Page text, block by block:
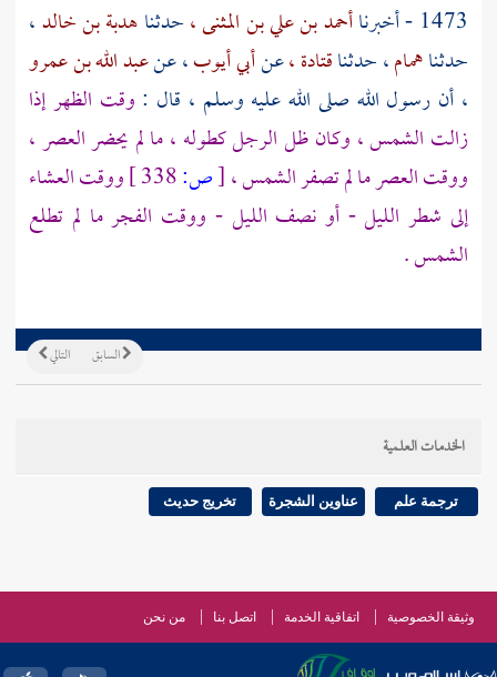
1473 - أخبرنا
أحمد بن علي بن المثنى ،حدثناهدبة بن خالد،
حدثناهمام، حدثناقتادة ،عنأبي أيوب، عنعبد الله بن عمرو
، أن رسول الله صلى الله عليه وسلم ، قال : وقت الظهر إذا
زالت الشمس ، وكان ظل الرجل كطوله ، ما لم يحضر العصر ،
ووقت العصر ما لم تصفر الشمس ،[ص:
ووقت العشاء
إلى شطر الليل - أو نصف الليل - ووقت الفجر ما لم تطلع
الشمس .
التالي السابق
الخدمات العلمية
ترجمة علم عناوين الشجرة تخريج حديث
وثيقة الخصوصية اتفاقية الخدمة اتصل بنا من نحن